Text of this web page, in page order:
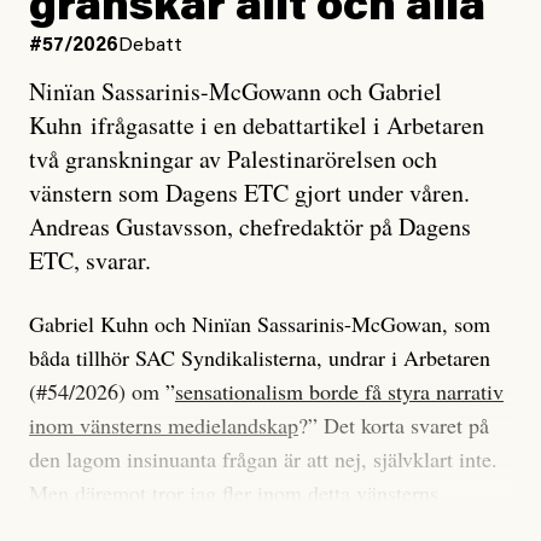
granskar allt och alla
#57/2026 Debatt
Ninïan Sassarinis-McGowann och Gabriel
Kuhn ifrågasatte i en debattartikel i Arbetaren
två granskningar av Palestinarörelsen och
vänstern som Dagens ETC gjort under våren.
Andreas Gustavsson, chefredaktör på Dagens
ETC, svarar.
Gabriel Kuhn och Ninïan Sassarinis-McGowan, som
båda tillhör SAC Syndikalisterna, undrar i Arbetaren
(#54/2026) om ”sensationalism borde få styra narrativ
inom vänsterns medielandskap?” Det korta svaret på
den lagom insinuanta frågan är att nej, självklart inte.
Men däremot tror jag fler inom detta vänsterns